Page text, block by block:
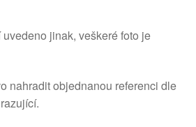
jinak, veškeré foto je
nahradit objednanou referenci dle